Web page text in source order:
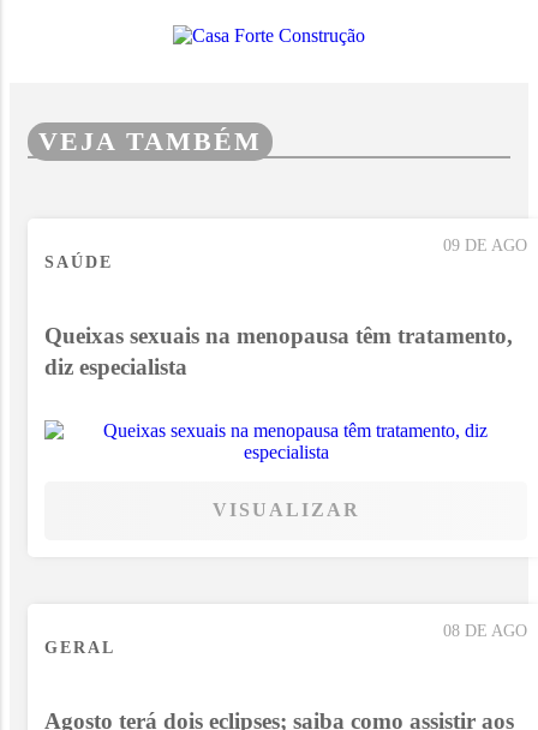
VEJA TAMBÉM
09 DE AGO
SAÚDE
Queixas sexuais na menopausa têm tratamento,
diz especialista
VISUALIZAR
08 DE AGO
GERAL
Agosto terá dois eclipses; saiba como assistir aos